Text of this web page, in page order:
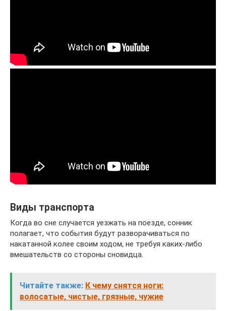
Виды транспорта
Когда во сне случается уезжать на поезде, сонник
полагает, что события будут разворачиваться по
накатанной колее своим ходом, не требуя каких-либо
вмешательств со стороны сновидца.
Читайте также: К чему снятся ноги:
волосатые, чистые, грязные, чужие